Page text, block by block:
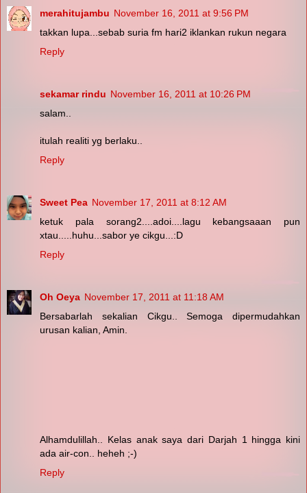
merahitujambu November 16, 2011 at 9:56 PM
takkan lupa...sebab suria fm hari2 iklankan rukun negara
Reply
sekamar rindu November 16, 2011 at 10:26 PM
salam..
itulah realiti yg berlaku..
Reply
Sweet Pea November 17, 2011 at 8:12 AM
ketuk pala sorang2....adoi....lagu kebangsaaan pun
xtau.....huhu...sabor ye cikgu...:D
Reply
Oh Oeya November 17, 2011 at 11:18 AM
Bersabarlah sekalian Cikgu.. Semoga dipermudahkan
urusan kalian, Amin.
Alhamdulillah.. Kelas anak saya dari Darjah 1 hingga kini
ada air-con.. heheh ;-)
Reply